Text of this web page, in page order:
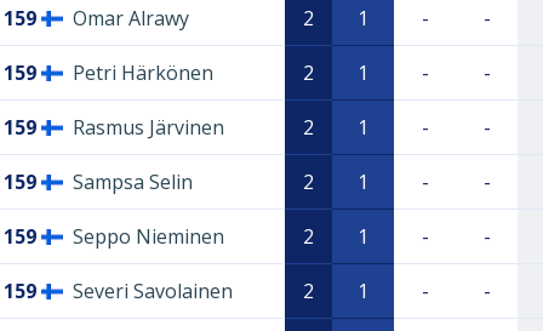
159 Omar Alrawy 2 1 - -
159 Petri Härkönen 2 1 - -
159 Rasmus Järvinen 2 1 - -
159 Sampsa Selin 2 1 - -
159 Seppo Nieminen 2 1 - -
159 Severi Savolainen 2 1 - -